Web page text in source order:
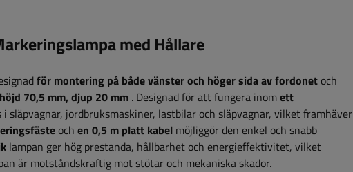
med Hållare
för montering på både vänster och höger sida av fordonet och
70,5 mm, djup 20 mm . Designad för att fungera inomett
i släpvagnar, jordbruksmaskiner, lastbilar och släpvagnar, vilket framhäver
och en 0,5 m platt kabel möjliggör den enkel och snabb
lampan ger hög prestanda, hållbarhet och energieffektivitet, vilket
är motståndskraftig mot stötar och mekaniska skador.